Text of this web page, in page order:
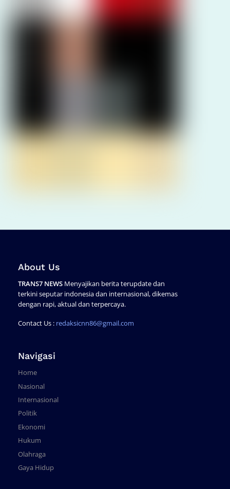
About Us
TRANS7 NEWSMenyajikan berita terupdate dan
terkini seputar indonesia dan internasional, dikemas
dengan rapi, aktual dan terpercaya.
Contact Us : redaksicnn86@gmail.com
Navigasi
Home
Nasional
Internasional
Politik
Ekonomi
Hukum
Olahraga
Gaya Hidup